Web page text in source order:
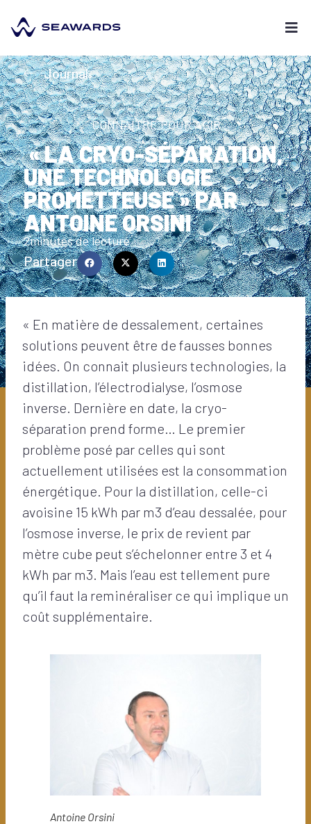
Journal
CONNAÎTRE POUR AGIR
« LA CRYO-SÉPARATION,
UNE TECHNOLOGIE
PROMETTEUSE » PAR
ANTOINE ORSINI
2minutes de lecture
Partager
« En matière de dessalement, certaines
solutions peuvent être de fausses bonnes
idées. On connait plusieurs technologies, la
distillation, l’électrodialyse, l’osmose
inverse. Dernière en date, la cryo-
séparation prend forme… Le premier
problème posé par celles qui sont
actuellement utilisées est la consommation
énergétique. Pour la distillation, celle-ci
avoisine 15 kWh par m3 d’eau dessalée, pour
l’osmose inverse, le prix de revient par
mètre cube peut s’échelonner entre 3 et 4
kWh par m3. Mais l’eau est tellement pure
qu’il faut la reminéraliser ce qui implique un
coût supplémentaire.
Antoine Orsini